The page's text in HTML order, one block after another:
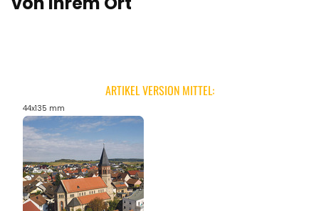
ARTIKEL VERSION MITTEL:
44x135 mm